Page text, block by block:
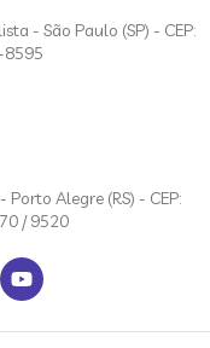
- São Paulo (SP) - CEP:
8595
Alegre (RS) - CEP:
/ 9520